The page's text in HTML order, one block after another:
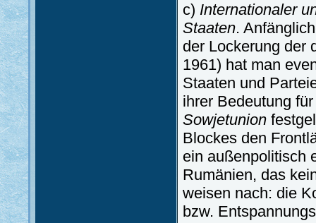
c) Internationaler
Staaten.
der Lockerung der
1961) hat man
Staaten und
ihrer Bedeutung
Sowjetunion
Blockes den
ein außenpolitisch
Rumänien, das
weisen nach: die
bzw.